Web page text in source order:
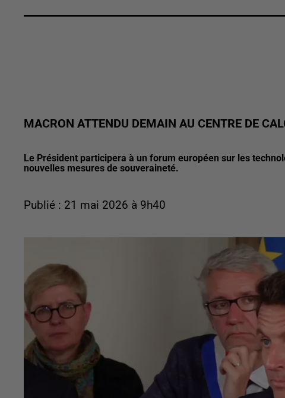
MACRON ATTENDU DEMAIN AU CENTRE DE
Le Président participera à un forum européen sur les
nouvelles mesures de souveraineté.
Publié : 21 mai 2026 à 9h40